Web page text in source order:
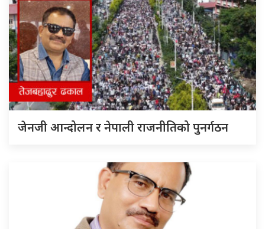
जेनजी आन्दोलन र नेपाली राजनीतिको पुनर्गठन